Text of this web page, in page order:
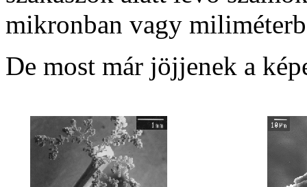
mikronban vagy
De most már jöjjenek a